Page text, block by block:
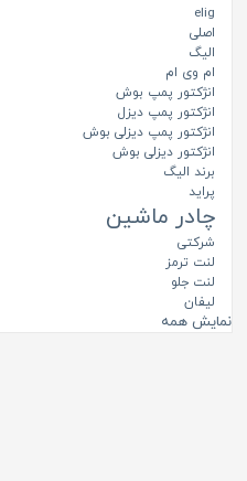
پیچ چرخ و متعلقات
زاپاس و متعلقات
برف پاک کن
قطعات داخلی اتاق
قطعات بخاری
منتخب جلوبندی
منتخب هفته
منتخب قطعات برقی
elig
اصلی
الیگ
ام وی ام
انژکتور پمپ بوش
انژکتور پمپ دیزل
انژکتور پمپ دیزلی بوش
انژکتور دیزلی بوش
برند الیگ
پراید
چادر ماشین
شرکتی
لنت ترمز
لنت جلو
لیفان
نمایش همه